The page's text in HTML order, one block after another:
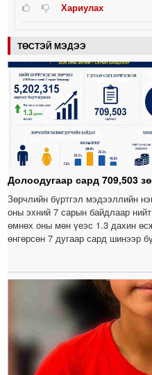
Хариулах
ТӨСТЭЙ МЭДЭЭ
Долоодугаар сард 709,503
Зөрчлийн бүртгэл мэдээллийн
оны эхний 7 сарын байдлаар
өмнөх оны мөн үеэс 1.3 дахин
өнгөрсөн 7 дугаар сард шинээр